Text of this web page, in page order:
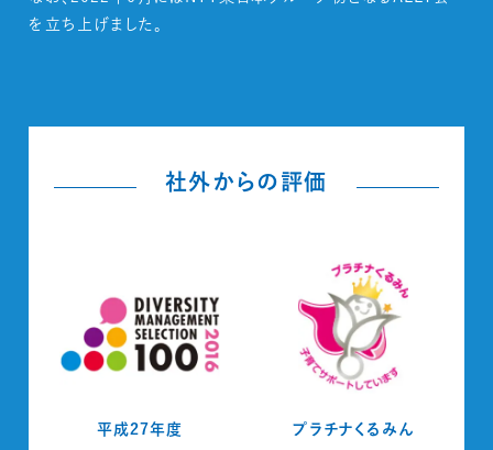
を立ち上げました。
社外からの評価
平成27年度
プラチナくるみん